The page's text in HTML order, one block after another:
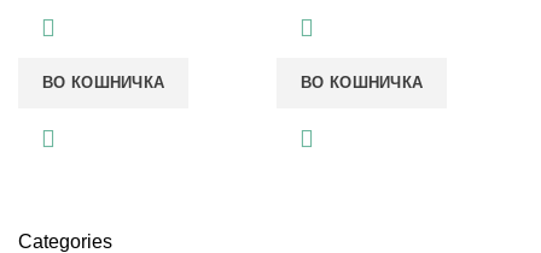
Categories
ВО КОШНИЧКА ВО КОШНИЧКА